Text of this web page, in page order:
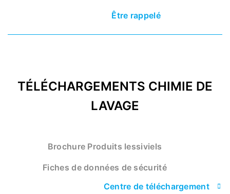
Être rappelé
TÉLÉCHARGEMENTS CHIMIE DE
LAVAGE
Brochure Produits lessiviels
Fiches de données de sécurité
Centre de téléchargement